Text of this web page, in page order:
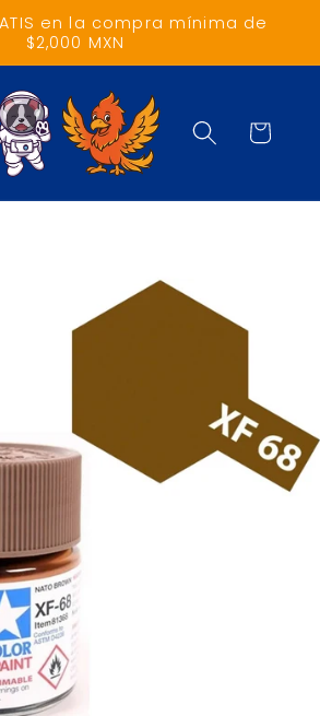
en la compra mínima de
$2,000 MXN
Carrito